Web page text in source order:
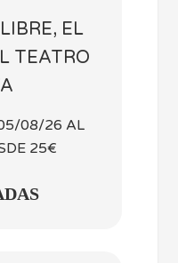
EL
TEATRO
08/26 AL
25€